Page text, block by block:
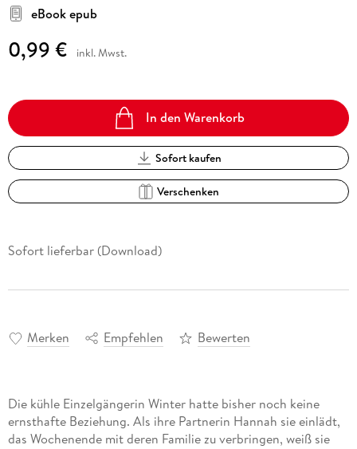
eBook epub
0,99 € inkl. Mwst.
In den Warenkorb
Sofort kaufen
Verschenken
Sofort lieferbar (Download)
Merken Empfehlen Bewerten
Die kühle Einzelgängerin Winter hatte bisher noch keine
ernsthafte Beziehung. Als ihre Partnerin Hannah sie einlädt,
das Wochenende mit deren Familie zu verbringen, weiß sie